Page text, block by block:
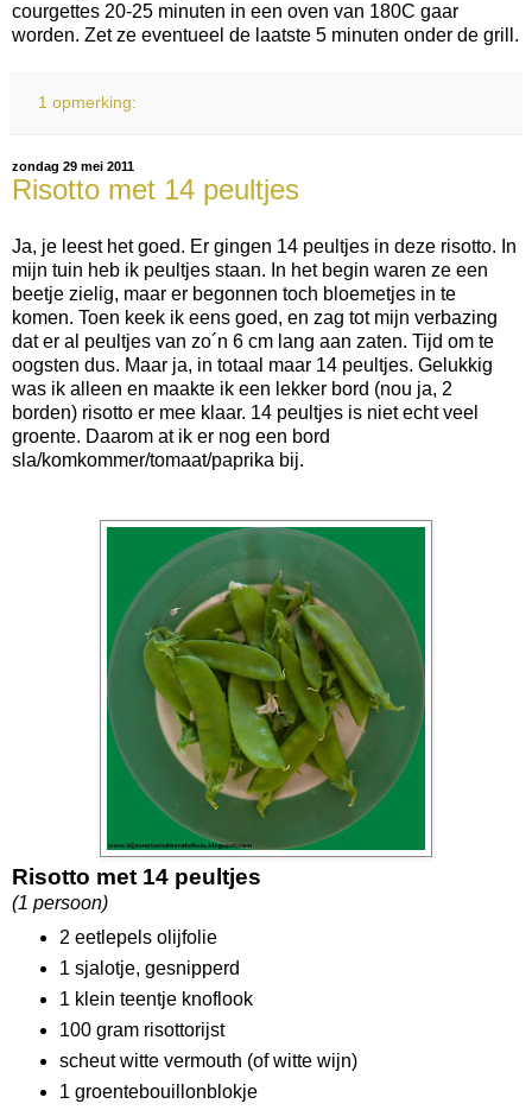
courgettes 20-25 minuten in een oven van 180C gaar
worden. Zet ze eventueel de laatste 5 minuten onder de grill.
1 opmerking:
zondag 29 mei 2011
Risotto met 14 peultjes
Ja, je leest het goed. Er gingen 14 peultjes in deze risotto. In
mijn tuin heb ik peultjes staan. In het begin waren ze een
beetje zielig, maar er begonnen toch bloemetjes in te
komen. Toen keek ik eens goed, en zag tot mijn verbazing
dat er al peultjes van zo´n 6 cm lang aan zaten. Tijd om te
oogsten dus. Maar ja, in totaal maar 14 peultjes. Gelukkig
was ik alleen en maakte ik een lekker bord (nou ja, 2
borden) risotto er mee klaar. 14 peultjes is niet echt veel
groente. Daarom at ik er nog een bord
sla/komkommer/tomaat/paprika bij.
Risotto met 14 peultjes
(1 persoon)
2 eetlepels olijfolie
1 sjalotje, gesnipperd
1 klein teentje knoflook
100 gram risottorijst
scheut witte vermouth (of witte wijn)
1 groentebouillonblokje